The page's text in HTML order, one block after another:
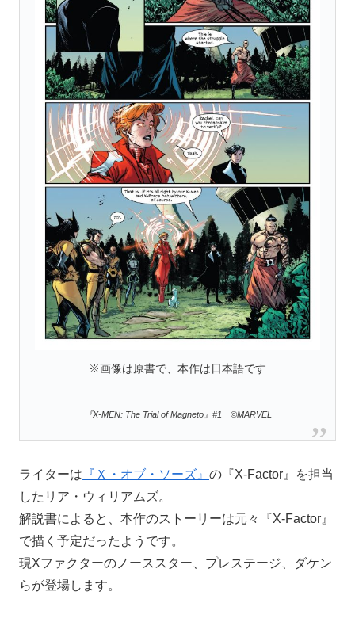
※画像は原書で、本作は日本語です
『X-MEN: The Trial of Magneto』#1 ©MARVEL
ライターは 『Ｘ・オブ・ソーズ』 の『X-Factor』を担当
したリア・ウィリアムズ。
解説書によると、本作のストーリーは元々『X-Factor』
で描く予定だったようです。
現Xファクターのノーススター、プレステージ、ダケン
らが登場します。